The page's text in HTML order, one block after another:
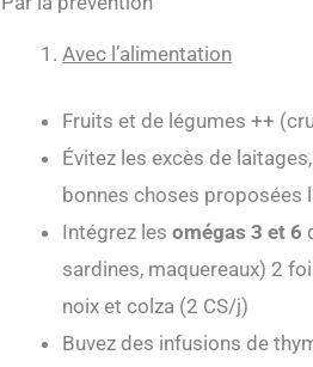
Avec l’alimentation
Fruits et de légumes ++
Évitez les excès de
bonnes choses proposées
Intégrez lesomégas 3 et 6
sardines, maquereaux) 2
noix et colza (2 CS/j)
Buvez des infusions de